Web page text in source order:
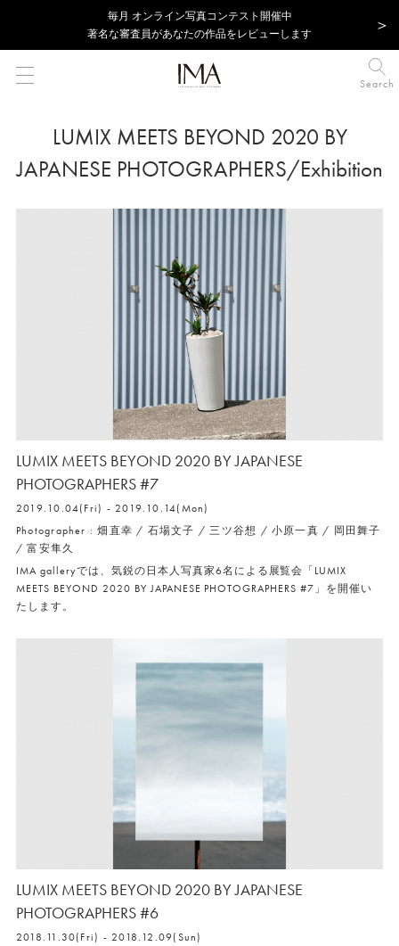
毎⽉ オンライン写真コンテスト開催中
著名な審査員があなたの作品をレビューします
Search
LUMIX MEETS BEYOND 2020 BY
JAPANESE PHOTOGRAPHERS/Exhibition
LUMIX MEETS BEYOND 2020 BY JAPANESE
PHOTOGRAPHERS #7
2019.10.04(Fri) - 2019.10.14(Mon)
Photographer : 畑直幸 / 石場文子 / 三ツ谷想 / 小原一真 / 岡田舞子
/ 富安隼久
IMA galleryでは、気鋭の日本人写真家6名による展覧会「LUMIX
MEETS BEYOND 2020 BY JAPANESE PHOTOGRAPHERS #7」を開催い
たします。
LUMIX MEETS BEYOND 2020 BY JAPANESE
PHOTOGRAPHERS #6
2018.11.30(Fri) - 2018.12.09(Sun)